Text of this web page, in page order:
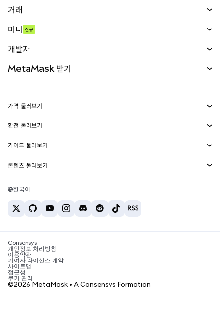
거래
무기한 선물
실물자산
머니 신규
개발자
MetaMask Connect
Snaps
웹3 서비스
MetaMask 받기
보안
고객 지원
채용
가격 둘러보기
이더리움 가격
솔라나 가격
테더 가격
환전 둘러보기
ETH를 USD로 환전
USDT를 INR로 환전
BTC를 INR로 환전
ETH를 USDT로 환전
가이드 둘러보기
ETH 매수
USDT 매수
SHIB 매수
BNB 매수
콘텐츠 둘러보기
솔라나 지갑
암호화폐 세금 뉴스
암호화폐 매수 방법
비트코인 매도 방법
한국어
Consensys
개인정보 처리방침
이용약관
기여자 라이선스 계약
사이트맵
접근성
쿠키 관리
©2026 MetaMask • A Consensys Formation